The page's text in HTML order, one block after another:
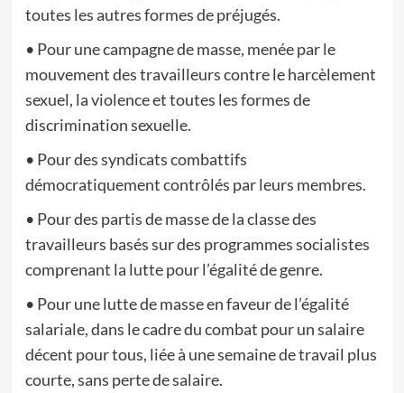
toutes les autres formes de préjugés.
• Pour une campagne de masse, menée par le
mouvement des travailleurs contre le harcèlement
sexuel, la violence et toutes les formes de
discrimination sexuelle.
• Pour des syndicats combattifs
démocratiquement contrôlés par leurs membres.
• Pour des partis de masse de la classe des
travailleurs basés sur des programmes socialistes
comprenant la lutte pour l’égalité de genre.
• Pour une lutte de masse en faveur de l’égalité
salariale, dans le cadre du combat pour un salaire
décent pour tous, liée à une semaine de travail plus
courte, sans perte de salaire.